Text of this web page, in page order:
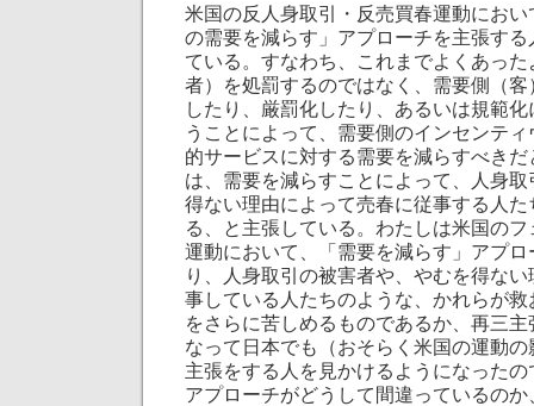
米国の反人身取引・反売買春運動にお
の需要を減らす」アプローチを主張す
ている。すなわち、これまでよくあっ
者）を処罰するのではなく、需要側（
したり、厳罰化したり、あるいは規範
うことによって、需要側のインセンテ
的サービスに対する需要を減らすべき
は、需要を減らすことによって、人身
得ない理由によって売春に従事する人
る、と主張している。わたしは米国の
運動において、「需要を減らす」アプ
り、人身取引の被害者や、やむを得な
事している人たちのような、かれらが
をさらに苦しめるものであるか、再三
なって日本でも（おそらく米国の運動
主張をする人を見かけるようになった
アプローチがどうして間違っているの